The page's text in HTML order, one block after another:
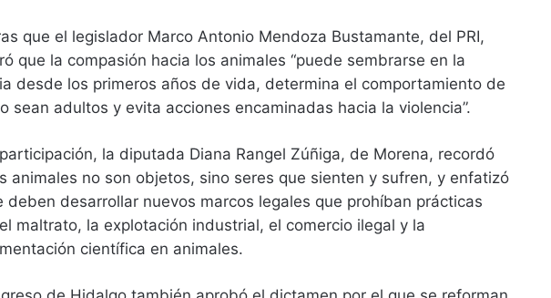
que el legislador Marco Antonio Mendoza Bustamante, del PRI,
que la compasión hacia los animales “puede sembrarse en la
desde los primeros años de vida, determina el comportamiento de
sean adultos y evita acciones encaminadas hacia la violencia”.
la diputada Diana Rangel Zúñiga, de Morena, recordó
animales no son objetos, sino seres que sienten y sufren, y enfatizó
deben desarrollar nuevos marcos legales que prohíban prácticas
maltrato, la explotación industrial, el comercio ilegal y la
científica en animales.